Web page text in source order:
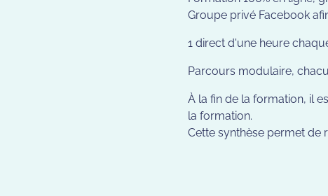
Groupe privé Facebook
1 direct d'une heure
Parcours modulaire,
À la fin de la formation, il
la formation.
Cette synthèse permet de